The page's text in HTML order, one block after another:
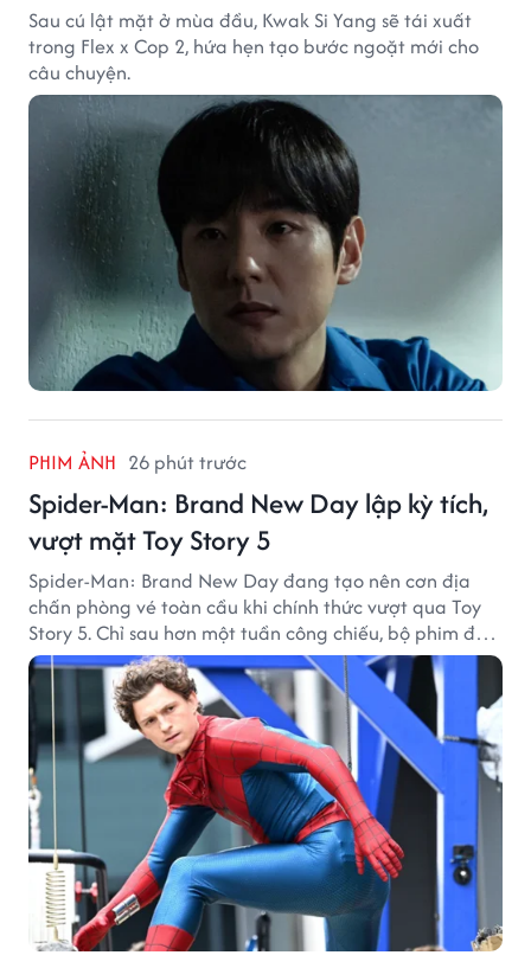
Sau cú lật mặt ở mùa đầu, Kwak Si Yang sẽ tái xuất
trong Flex x Cop 2, hứa hẹn tạo bước ngoặt mới cho
câu chuyện.
PHIM ẢNH 26 phút trước
Spider-Man: Brand New Day lập kỳ tích,
vượt mặt Toy Story 5
Spider-Man: Brand New Day đang tạo nên cơn địa
chấn phòng vé toàn cầu khi chính thức vượt qua Toy
Story 5. Chỉ sau hơn một tuần công chiếu, bộ phim đã
thu về hơn 30.000 tỷ đồng và trở thành tác phẩm ăn
khách nhất năm 2026.